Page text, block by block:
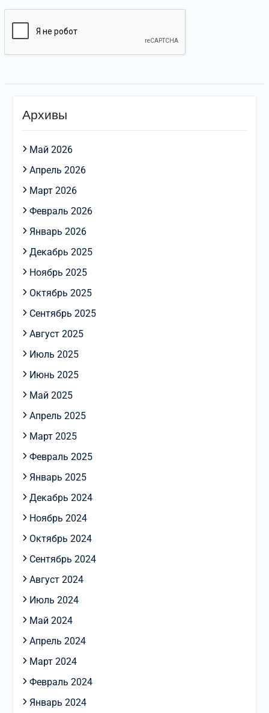
Архивы
Май 2026
Апрель 2026
Март 2026
Февраль 2026
Январь 2026
Декабрь 2025
Ноябрь 2025
Октябрь 2025
Сентябрь 2025
Август 2025
Июль 2025
Июнь 2025
Май 2025
Апрель 2025
Март 2025
Февраль 2025
Январь 2025
Декабрь 2024
Ноябрь 2024
Октябрь 2024
Сентябрь 2024
Август 2024
Июль 2024
Май 2024
Апрель 2024
Март 2024
Февраль 2024
Январь 2024